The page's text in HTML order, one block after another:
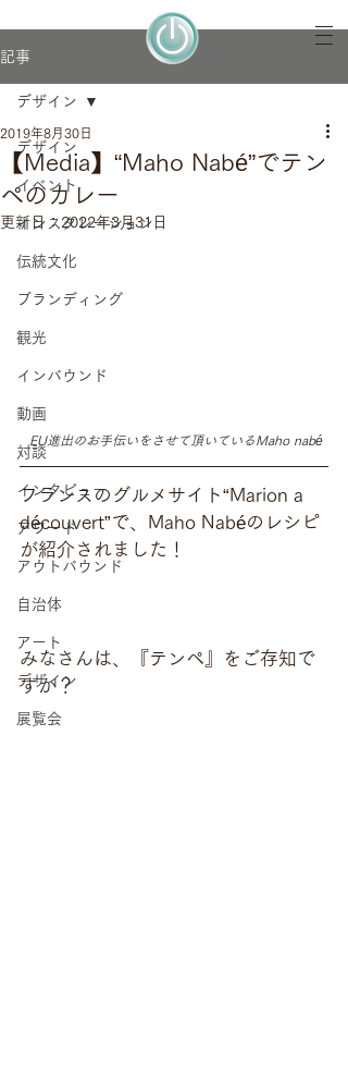
記事
デザイン
イベント
インスタレーション
伝統文化
ブランディング
観光
インバウンド
動画
対談
インタビュー
アワード
アウトバウンド
自治体
アート
デザイン
展覧会
デザイン
【Media】“Maho Nabé”でテン
ペのカレー
2019年8月30日
更新日： 2022年3月31日
EU進出のお手伝いをさせて頂いているMaho nabé
フランスのグルメサイト“Marion a
découvert”で、Maho Nabéのレシピ
が紹介されました！
みなさんは、『テンペ』をご存知で
すか？